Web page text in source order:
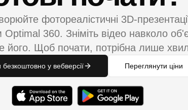
фотореалістичні 3D-
Optimal 360. Зніміть відео навколо
його. Щоб почати, потрібна лише
безкоштовно у вебверсії Переглянути ціни